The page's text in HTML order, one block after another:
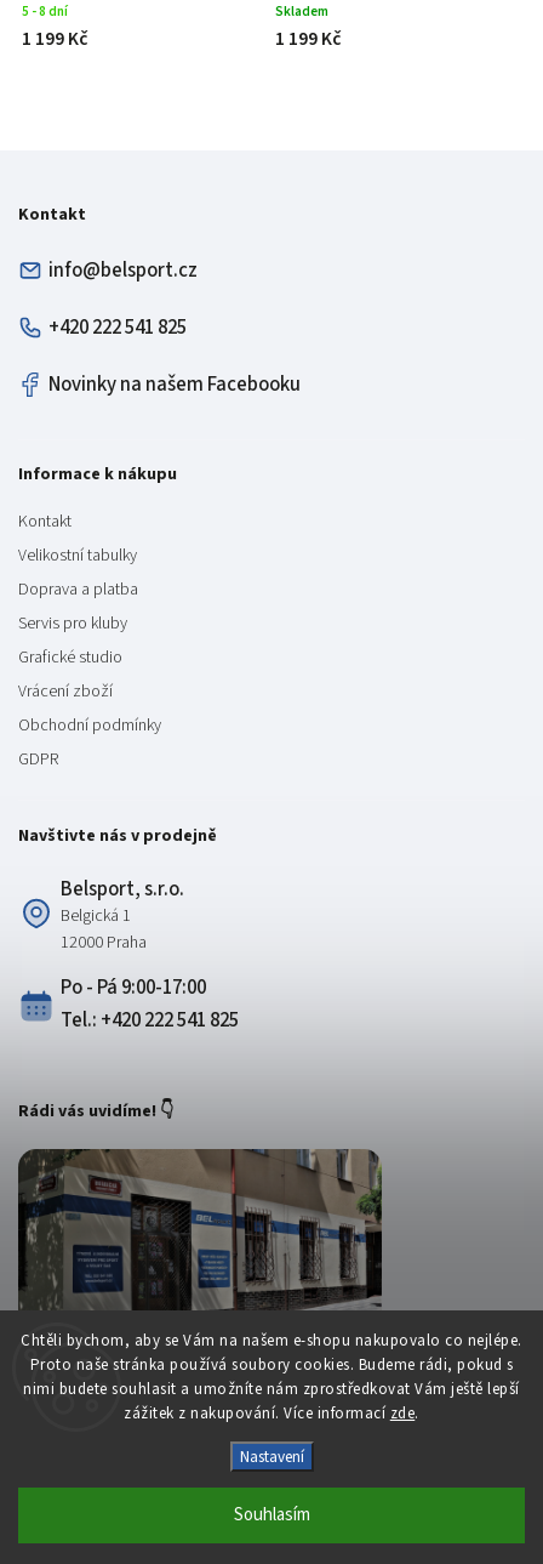
Chtěli bychom, aby se Vám na našem e-shopu nakupovalo co nejlépe.
Proto naše stránka používá soubory cookies. Budeme rádi, pokud s
nimi budete souhlasit a umožníte nám zprostředkovat Vám ještě lepší
zážitek z nakupování. Více informací zde.
Nastavení
Souhlasím
5 - 8 dní
1 199 Kč
Skladem
1 199 Kč
Kontakt
info@belsport.cz
+420 222 541 825
Novinky na našem Facebooku
Informace k nákupu
Kontakt
Velikostní tabulky
Doprava a platba
Servis pro kluby
Grafické studio
Vrácení zboží
Obchodní podmínky
GDPR
Navštivte nás v prodejně
Belsport, s.r.o.
Belgická 1
12000 Praha
Po - Pá 9:00-17:00
Tel.: +420 222 541 825
Rádi vás uvidíme! 👇
Belsport.cz. Všechna práva vyhrazena.
Upravit nastavení cookies
Shoptet | DesignShoptak.cz
S láskou vyrobiloFilipesmedia 🧡